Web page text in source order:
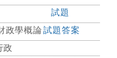
試題
政學概論 試題答案
政